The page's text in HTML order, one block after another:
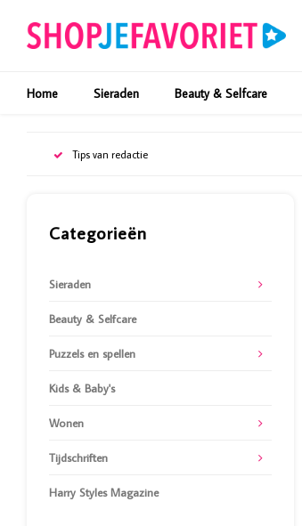
Home Sieraden Beauty & Selfcare
Tips van redactie
Categorieën
Sieraden
Beauty & Selfcare
Puzzels en spellen
Kids & Baby's
Wonen
Tijdschriften
Harry Styles Magazine